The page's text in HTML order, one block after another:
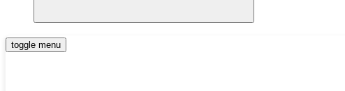
toggle menu